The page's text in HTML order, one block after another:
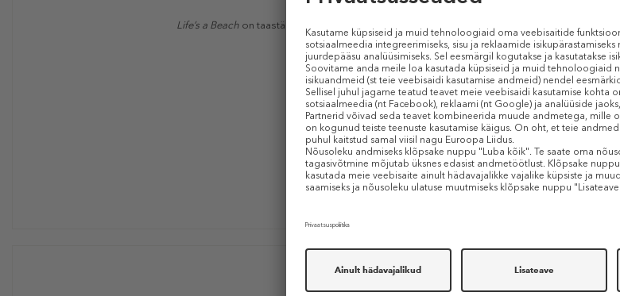
Life’s a Beach on taastäidetav ja 96% looduslikest koostisainetest.
TOOTE OMADUSED
Sarnased tooted